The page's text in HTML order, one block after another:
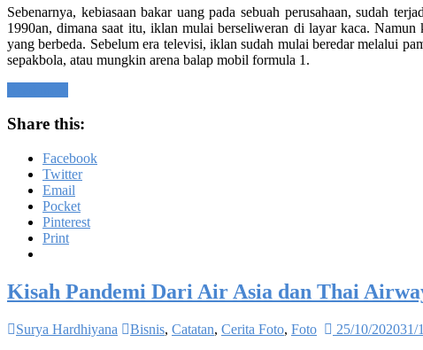
Sebenarnya, kebiasaan bakar uang pada sebuah perusahaan, sudah
1990an, dimana saat itu, iklan mulai berseliweran di layar kaca.
yang berbeda. Sebelum era televisi, iklan sudah mulai beredar melalui
sepakbola, atau mungkin arena balap mobil formula 1.
Share this:
Facebook
Twitter
Email
Pocket
Pinterest
Print
Kisah Pandemi Dari Air Asia dan Thai
Surya Hardhiyana Bisnis, Catatan, Cerita Foto, Foto 25/10/202031/